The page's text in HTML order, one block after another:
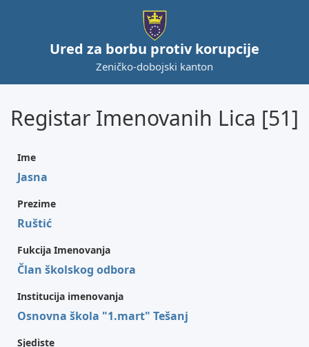
Ured za borbu protiv korupcije
Zeničko-dobojski kanton
Registar Imenovanih Lica [51]
Ime
Jasna
Prezime
Ruštić
Fukcija Imenovanja
Član školskog odbora
Institucija imenovanja
Osnovna škola "1.mart" Tešanj
Sjediste